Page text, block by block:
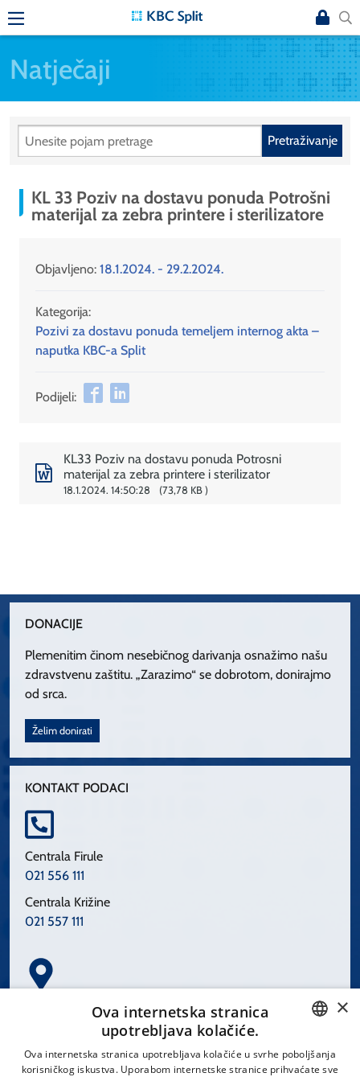
Natječaji
Pretraživanje
KL 33 Poziv na dostavu ponuda Potrošni
materijal za zebra printere i sterilizatore
Objavljeno: 18.1.2024. - 29.2.2024.
Kategorija:
Pozivi za dostavu ponuda temeljem internog akta –
naputka KBC-a Split
Podijeli:
KL33 Poziv na dostavu ponuda Potrosni
materijal za zebra printere i sterilizator
18.1.2024. 14:50:28 73,78 KB
DONACIJE
Plemenitim činom nesebičnog darivanja osnažimo našu
zdravstvenu zaštitu. „Zarazimo“ se dobrotom, donirajmo
od srca.
Želim donirati
KONTAKT PODACI
Centrala Firule
021 556 111
Centrala Križine
021 557 111
Spinčićeva 1, 21000 Split
CROATIAN
×
Ova internetska stranica
upotrebljava kolačiće.
Ova internetska stranica upotrebljava kolačiće u svrhe poboljšanja
korisničkog iskustva. Uporabom internetske stranice prihvaćate sve